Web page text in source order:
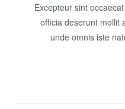
Excepteur sint
officia deserunt mollit
unde omnis iste